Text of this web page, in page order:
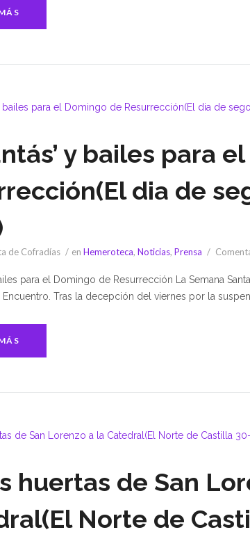
y bailes para
dia de
de Cofradías en Hemeroteca, Noticias, Prensa
para el Domingo de Resurrección La Semana
Tras la decepción del viernes por la
huertas de San
Norte de